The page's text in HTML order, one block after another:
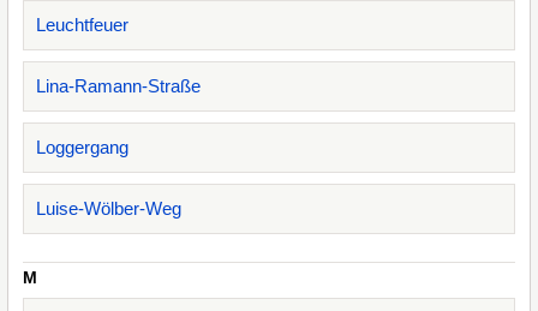
Leuchtfeuer
Lina-Ramann-Straße
Loggergang
Luise-Wölber-Weg
M